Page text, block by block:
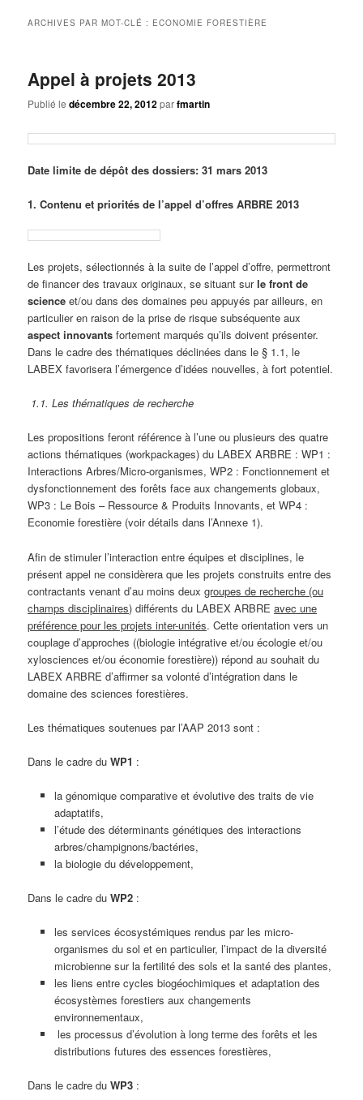
ARCHIVES PAR MOT-CLÉ : ECONOMIE FORESTIÈRE
Appel à projets 2013
Publié ledécembre 22, 2012parfmartin
Date limite de dépôt des dossiers: 31 mars 2013
1. Contenu et priorités de l’appel d’offres ARBRE 2013
Les projets, sélectionnés à la suite de l’appel d’offre, permettront
de financer des travaux originaux, se situant surle front de
science et/ou dans des domaines peu appuyés par ailleurs, en
particulier en raison de la prise de risque subséquente aux
aspect innovants fortement marqués qu’ils doivent présenter.
Dans le cadre des thématiques déclinées dans le § 1.1, le
LABEX favorisera l’émergence d’idées nouvelles, à fort potentiel.
1.1. Les thématiques de recherche
Les propositions feront référence à l’une ou plusieurs des quatre
actions thématiques (workpackages) du LABEX ARBRE : WP1 :
Interactions Arbres/Micro-organismes, WP2 : Fonctionnement et
dysfonctionnement des forêts face aux changements globaux,
WP3 : Le Bois – Ressource & Produits Innovants, et WP4 :
Economie forestière (voir détails dans l’Annexe 1).
Afin de stimuler l’interaction entre équipes et disciplines, le
présent appel ne considèrera que les projets construits entre des
contractants venant d’au moins deuxgroupes de recherche (ou
champs disciplinaires) différents du LABEX ARBREavec une
préférence pour les projets inter-unités. Cette orientation vers un
couplage d’approches ((biologie intégrative et/ou écologie et/ou
xylosciences et/ou économie forestière)) répond au souhait du
LABEX ARBRE d’affirmer sa volonté d’intégration dans le
domaine des sciences forestières.
Les thématiques soutenues par l’AAP 2013 sont :
Dans le cadre duWP1 :
la génomique comparative et évolutive des traits de vie
adaptatifs,
l’étude des déterminants génétiques des interactions
arbres/champignons/bactéries,
la biologie du développement,
Dans le cadre duWP2 :
les services écosystémiques rendus par les micro-
organismes du sol et en particulier, l’impact de la diversité
microbienne sur la fertilité des sols et la santé des plantes,
les liens entre cycles biogéochimiques et adaptation des
écosystèmes forestiers aux changements
environnementaux,
les processus d’évolution à long terme des forêts et les
distributions futures des essences forestières,
Dans le cadre duWP3 :